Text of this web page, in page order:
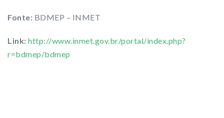
Fonte: BDMEP – INMET
Link: http://www.inmet.gov.br/portal/index.php?
r=bdmep/bdmep